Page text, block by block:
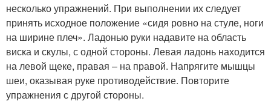
несколько упражнений. При выполнении их следует
принять исходное положение «сидя ровно на стуле, ноги
на ширине плеч». Ладонью руки надавите на область
виска и скулы, с одной стороны. Левая ладонь находится
на левой щеке, правая – на правой. Напрягите мышцы
шеи, оказывая руке противодействие. Повторите
упражнения с другой стороны.